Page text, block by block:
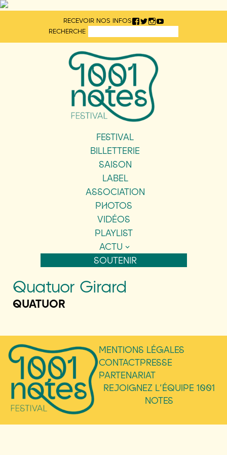
RECEVOIR NOS INFOS
RECHERCHE
FESTIVAL
BILLETTERIE
SAISON
LABEL
ASSOCIATION
PHOTOS
VIDÉOS
PLAYLIST
ACTU
SOUTENIR
Quatuor Girard
QUATUOR
MENTIONS LÉGALES
CONTACTPRESSE
PARTENARIAT
REJOIGNEZ L’ÉQUIPE 1001
NOTES